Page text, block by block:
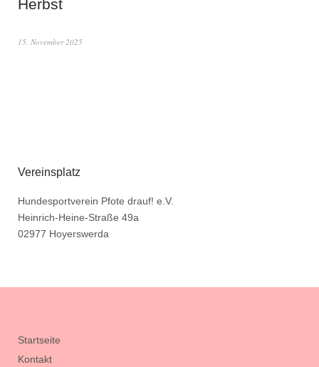
Herbst
15. November 2025
Vereinsplatz
Hundesportverein Pfote drauf! e.V.
Heinrich-Heine-Straße 49a
02977 Hoyerswerda
Startseite
Kontakt